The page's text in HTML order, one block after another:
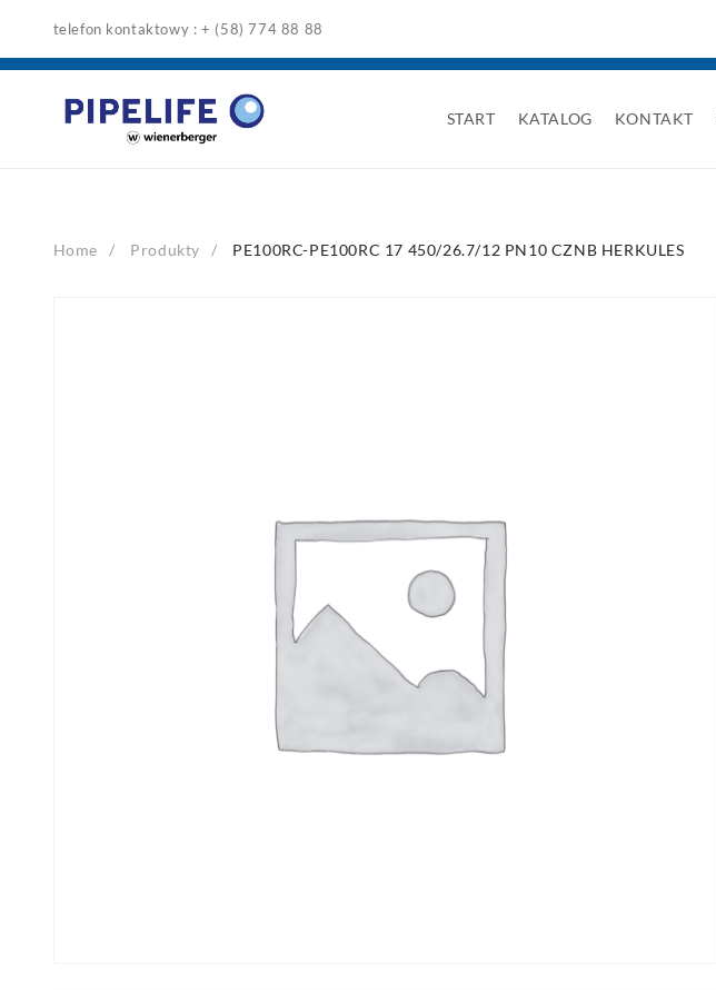
content
telefon kontaktowy : + (58) 774 88 88
START KATALOG KONTAKT
Home Produkty PE100RC-PE100RC 17 450/26.7/12 PN10 CZNB HERKULES